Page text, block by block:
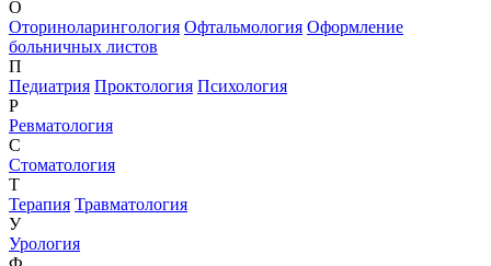
О
Оториноларингология Офтальмология Оформление
больничных листов
П
Педиатрия Проктология Психология
Р
Ревматология
С
Стоматология
Т
Терапия Травматология
У
Урология